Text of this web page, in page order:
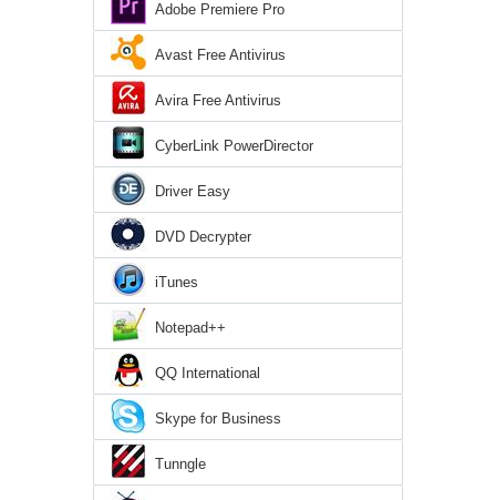
Adobe Premiere Pro
Avast Free Antivirus
Avira Free Antivirus
CyberLink PowerDirector
Driver Easy
DVD Decrypter
iTunes
Notepad++
QQ International
Skype for Business
Tunngle